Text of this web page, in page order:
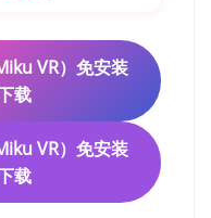
VR）免安装
载
VR）免安装
载